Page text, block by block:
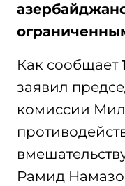
Как сообщает
заявил
комиссии
Рамид